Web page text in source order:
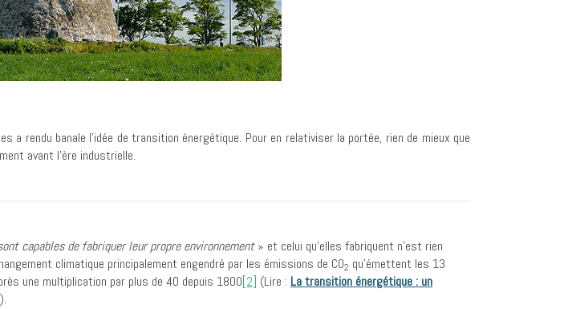
a rendu banale l’idée de transition énergétique. Pour en relativiser la portée, rien de mieux que
avant l’ère industrielle.
capables de fabriquer leur propre environnement» et celui qu’elles fabriquent n’est rien
climatique principalement engendré par les émissions de CO2 qu’émettent les 13
une multiplication par plus de 40 depuis 1800[2] (Lire : La transition énergétique : un
).